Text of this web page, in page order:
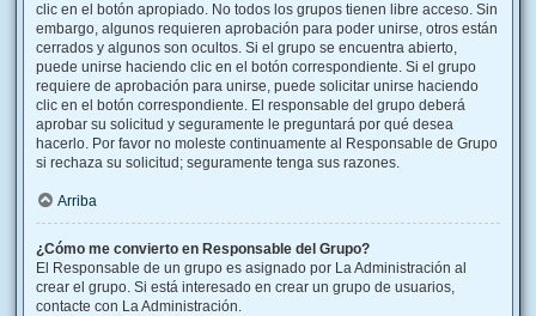
clic en el botón apropiado. No todos los grupos tienen libre acceso. Sin
embargo, algunos requieren aprobación para poder unirse, otros están
cerrados y algunos son ocultos. Si el grupo se encuentra abierto,
puede unirse haciendo clic en el botón correspondiente. Si el grupo
requiere de aprobación para unirse, puede solicitar unirse haciendo
clic en el botón correspondiente. El responsable del grupo deberá
aprobar su solicitud y seguramente le preguntará por qué desea
hacerlo. Por favor no moleste continuamente al Responsable de Grupo
si rechaza su solicitud; seguramente tenga sus razones.
Arriba
¿Cómo me convierto en Responsable del Grupo?
El Responsable de un grupo es asignado por La Administración al
crear el grupo. Si está interesado en crear un grupo de usuarios,
contacte con La Administración.